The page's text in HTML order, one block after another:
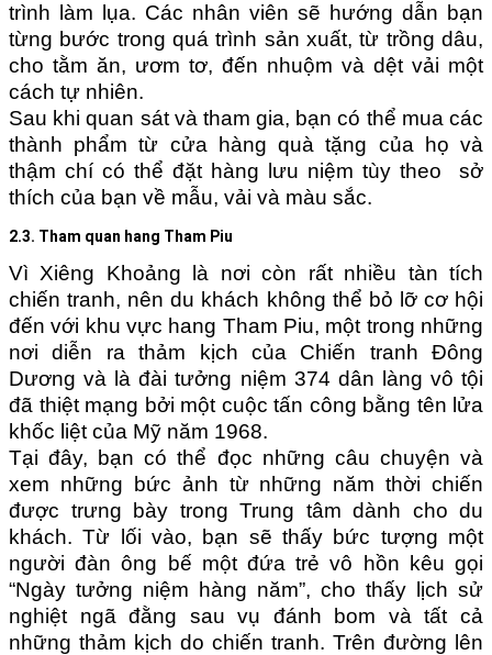
trình làm lụa. Các nhân viên sẽ hướng dẫn bạn
từng bước trong quá trình sản xuất, từ trồng dâu,
cho tằm ăn, ươm tơ, đến nhuộm và dệt vải một
cách tự nhiên.
Sau khi quan sát và tham gia, bạn có thể mua các
thành phẩm từ cửa hàng quà tặng của họ và
thậm chí có thể đặt hàng lưu niệm tùy theo sở
thích của bạn về mẫu, vải và màu sắc.
2.3. Tham quan hang Tham Piu
Vì Xiêng Khoảng là nơi còn rất nhiều tàn tích
chiến tranh, nên du khách không thể bỏ lỡ cơ hội
đến với khu vực hang Tham Piu, một trong những
nơi diễn ra thảm kịch của Chiến tranh Đông
Dương và là đài tưởng niệm 374 dân làng vô tội
đã thiệt mạng bởi một cuộc tấn công bằng tên lửa
khốc liệt của Mỹ năm 1968.
Tại đây, bạn có thể đọc những câu chuyện và
xem những bức ảnh từ những năm thời chiến
được trưng bày trong Trung tâm dành cho du
khách. Từ lối vào, bạn sẽ thấy bức tượng một
người đàn ông bế một đứa trẻ vô hồn kêu gọi
“Ngày tưởng niệm hàng năm”, cho thấy lịch sử
nghiệt ngã đằng sau vụ đánh bom và tất cả
những thảm kịch do chiến tranh. Trên đường lên